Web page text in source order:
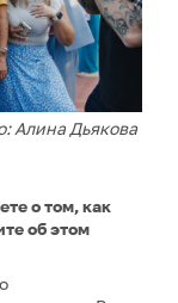
Алина Дьякова
о том, как
об этом